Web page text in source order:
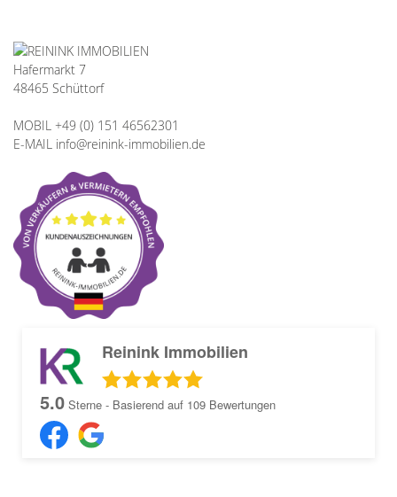
Hafermarkt 7
48465 Schüttorf
MOBIL +49 (0) 151 46562301
E-MAIL info@reinink-immobilien.de
Reinink Immobilien
5.0 Sterne - Basierend auf 109 Bewertungen